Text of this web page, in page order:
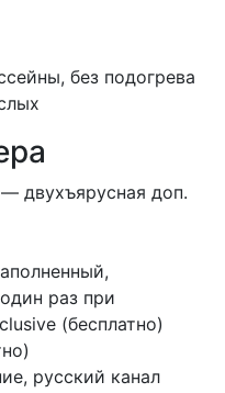
без подогрева
двухъярусная доп.
раз при
(бесплатно)
русский канал